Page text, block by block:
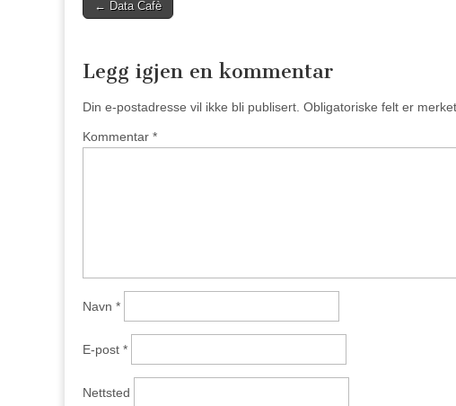
← Data Cafè
Legg igjen en kommentar
Din e-postadresse vil ikke bli publisert. Obligatoriske felt er
Kommentar *
Navn *
E-post *
Nettsted